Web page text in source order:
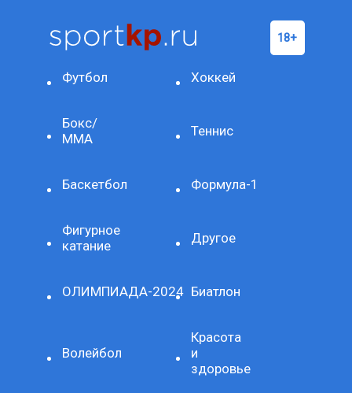
Футбол Хоккей
Бокс/
ММА
Теннис
Баскетбол Формула-1
Фигурное
катание
Другое
ОЛИМПИАДА-2024 Биатлон
Волейбол
Красота
и
здоровье